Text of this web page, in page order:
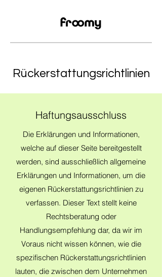
Rückerstattungsrichtlinien
Haftungsausschluss
Die Erklärungen und Informationen,
welche auf dieser Seite bereitgestellt
werden, sind ausschließlich allgemeine
Erklärungen und Informationen, um die
eigenen Rückerstattungsrichtlinien zu
verfassen. Dieser Text stellt keine
Rechtsberatung oder
Handlungsempfehlung dar, da wir im
Voraus nicht wissen können, wie die
spezifischen Rückerstattungsrichtlinien
lauten, die zwischen dem Unternehmen